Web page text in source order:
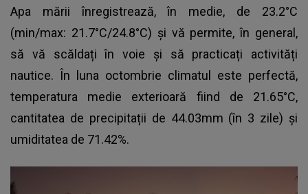
Apa mării înregistrează, în medie, de 23.2°C
(min/max: 21.7°C/24.8°C) și vă permite, în general,
să vă scăldați în voie și să practicați activități
nautice. În luna octombrie climatul este perfectă,
temperatura medie exterioară fiind de 21.65°C,
cantitatea de precipitații de 44.03mm (în 3 zile) și
umiditatea de 71.42%.